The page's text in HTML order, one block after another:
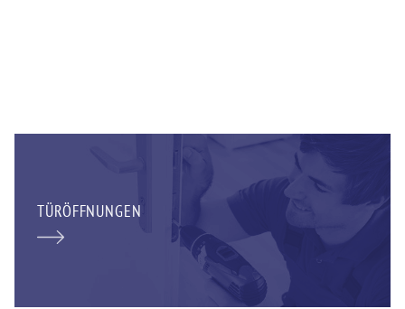
TÜRÖFFNUNGEN